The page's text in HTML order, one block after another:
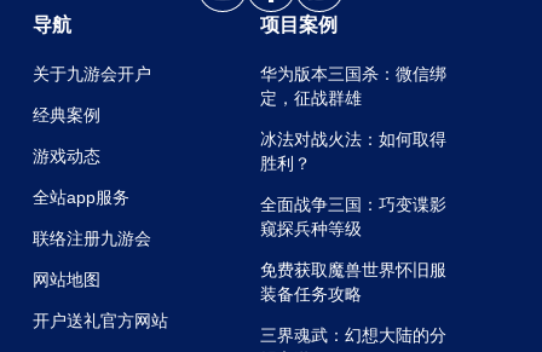
导航
关于九游会开户
经典案例
游戏动态
全站app服务
联络注册九游会
网站地图
开户送礼官方网站
项目案例
华为版本三国杀：微信绑
定，征战群雄
冰法对战火法：如何取得
胜利？
全面战争三国：巧变谍影
窥探兵种等级
免费获取魔兽世界怀旧服
装备任务攻略
三界魂武：幻想大陆的分